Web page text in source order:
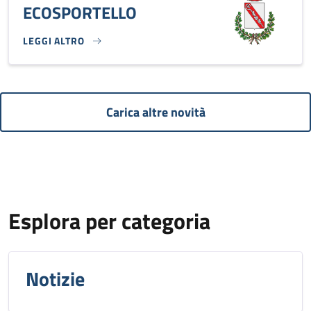
ECOSPORTELLO
LEGGI ALTRO
ECOSPORTELLO}
Carica altre novità
Esplora per categoria
Notizie